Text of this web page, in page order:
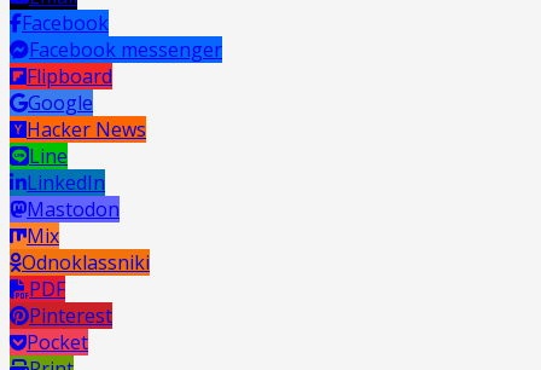
Facebook
Facebook messenger
Flipboard
Google
Hacker News
Line
LinkedIn
Mastodon
Mix
Odnoklassniki
PDF
Pinterest
Pocket